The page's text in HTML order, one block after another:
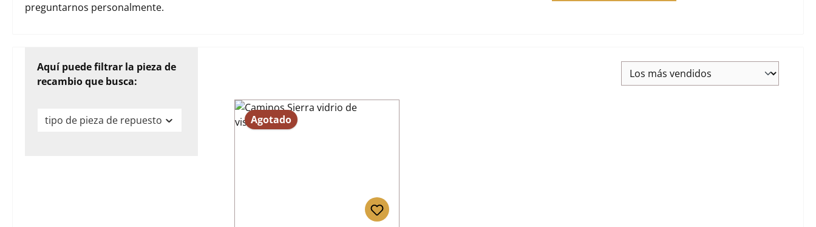
preguntarnos personalmente.
Aquí puede filtrar la pieza de
recambio que busca:
tipo de pieza de repuesto Agotado